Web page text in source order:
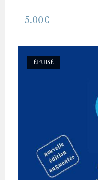
5.00€
ÉPUISÉ